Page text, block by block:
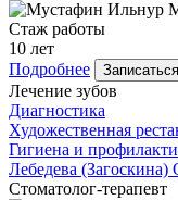
Стаж работы
10 лет
Подробнее
Записаться
Лечение зубов
Диагностика
Художественная
Гигиена и
Лебедева (Загоскина)
Стоматолог-терапевт